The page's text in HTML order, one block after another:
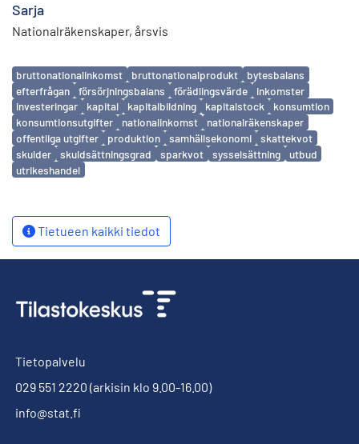
Sarja
Nationalräkenskaper, årsvis
Avainsanat
bruttonationalinkomst bruttonationalprodukt
bytesbalans
efterfrågan
försörjningsbalans förädlingsvärde
inkomster
investeringar
kapital kapitalbildning kapitalstock
konsumtion
konsumtionsutgifter
nationalinkomst
nationalräkenskaper
offentliga utgifter
produktion samhällsekonomi
skattekvot
skulder
skuldsättningsgrad sparkvot sysselsättning
utbud
utrikeshandel
Tietueen kaikki tiedot
Tietopalvelu
029 551 2220 (arkisin klo 9.00-16.00)
info@stat.fi